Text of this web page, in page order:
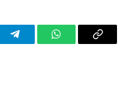
TelegramWhatsAppCopy